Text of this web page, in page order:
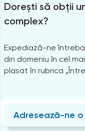
Dorești să obții
complex?
Expediază-ne
din domeniu în cel
plasat în rubrica
Adresează-ne